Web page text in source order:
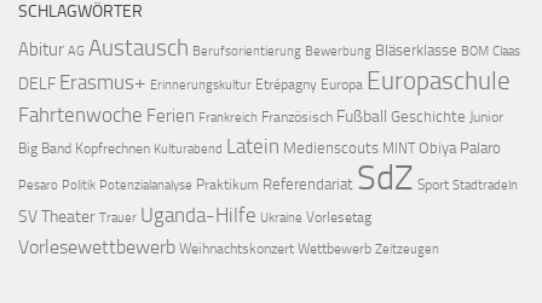
SCHLAGWÖRTER
Abitur AG Austausch Berufsorientierung Bewerbung Bläserklasse BOM Claas
DELF Erasmus+ Erinnerungskultur Etrépagny Europa Europaschule
Fahrtenwoche Ferien Frankreich Französisch Fußball Geschichte Junior
Big Band Kopfrechnen Kulturabend Latein Medienscouts MINT Obiya Palaro
Pesaro Politik Potenzialanalyse Praktikum Referendariat SdZ Sport Stadtradeln
SVTheater Trauer Uganda-Hilfe Ukraine Vorlesetag
Vorlesewettbewerb Weihnachtskonzert Wettbewerb Zeitzeugen